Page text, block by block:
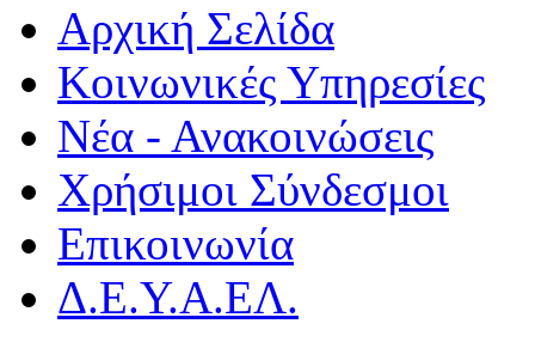
Αρχική Σελίδα
Κοινωνικές Υπηρεσίες
Νέα - Ανακοινώσεις
Χρήσιμοι Σύνδεσμοι
Επικοινωνία
Δ.Ε.Υ.Α.ΕΛ.